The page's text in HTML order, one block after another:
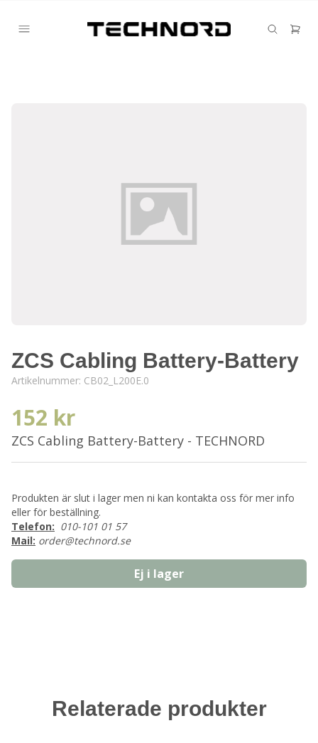
ZCS Cabling Battery-Battery
Artikelnummer: CB02_L200E.0
152 kr
ZCS Cabling Battery-Battery - TECHNORD
Produkten är slut i lager men ni kan kontakta oss för mer info
eller för beställning.
Telefon: 010-101 01 57
Mail: order@technord.se
Ej i lager
Relaterade produkter